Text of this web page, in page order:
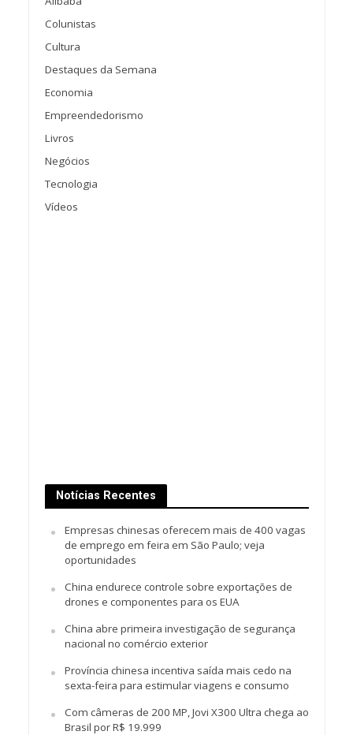
Colunistas
Cultura
Destaques da Semana
Economia
Empreendedorismo
Livros
Negócios
Tecnologia
Vídeos
Notícias Recentes
Empresas chinesas oferecem mais de 400 vagas
de emprego em feira em São Paulo; veja
oportunidades
China endurece controle sobre exportações de
drones e componentes para os EUA
China abre primeira investigação de segurança
nacional no comércio exterior
Província chinesa incentiva saída mais cedo na
sexta-feira para estimular viagens e consumo
Com câmeras de 200 MP, Jovi X300 Ultra chega ao
Brasil por R$ 19.999